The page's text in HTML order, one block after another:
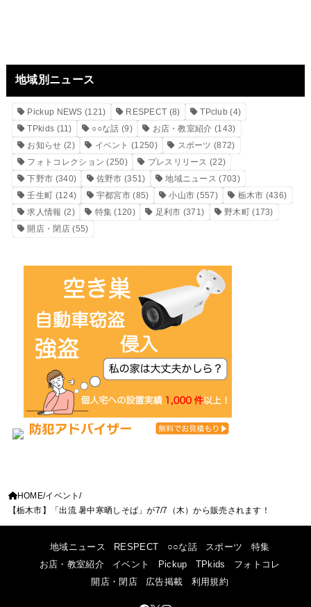
地域別ニュース
Pickup NEWS (121) RESPECT (8) TPclub (4)
TPkids (11) ○○な話 (9) お店・教室紹介 (143)
お知らせ (2) イベント (1250) スポーツ (872)
フォトコレクション (250) プレスリリース (22)
下野市 (340) 佐野市 (351) 地域ニュース (703)
壬生町 (124) 宇都宮市 (85) 小山市 (557) 栃木市 (436)
求人情報 (2) 特集 (120) 足利市 (371) 野木町(173)
開店・閉店(55)
HOME イベント
【栃木市】「出流 暑中寒晒しそば」が7/7（木）から販売されます！
地域ニュース RESPECT ○○な話 スポーツ
特集
お店・教室紹介
イベント Pickup TPkids
フォトコレ
開店・閉店
広告掲載 利用規約